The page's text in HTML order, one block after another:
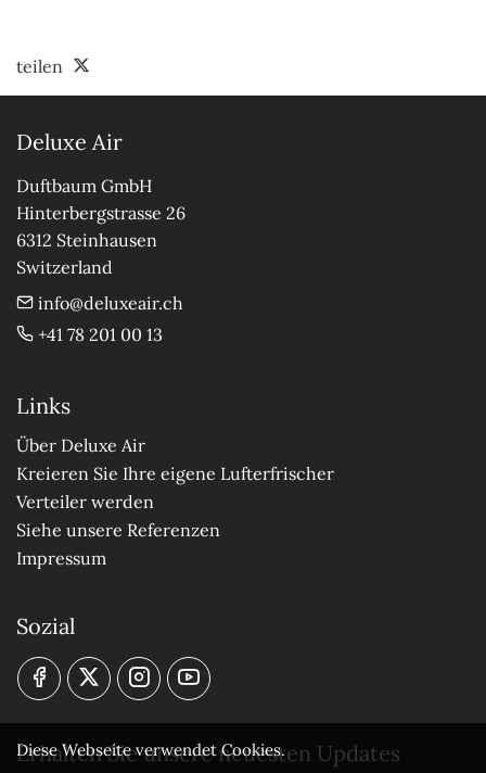
teilen
Deluxe Air
Duftbaum GmbH
Hinterbergstrasse 26
6312 Steinhausen
Switzerland
info@deluxeair.ch
+41 78 201 00 13
Links
Über Deluxe Air
Kreieren Sie Ihre eigene Lufterfrischer
Verteiler werden
Siehe unsere Referenzen
Impressum
Sozial
Erhalten Sie unsere neuesten Updates
Diese Webseite verwendet Cookies.